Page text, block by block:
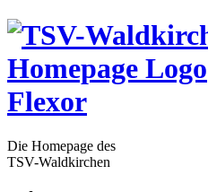
Flexor
Die Homepage des
TSV-Waldkirchen